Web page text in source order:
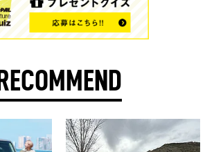
RECOMMEND